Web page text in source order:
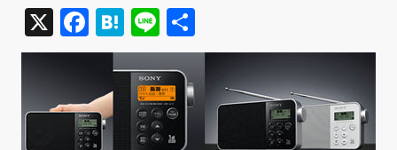
X Facebook
Hatena
Line
有